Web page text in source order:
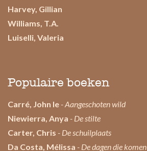
Harvey, Gillian
Williams, T.A.
Luiselli, Valeria
Populaire boeken
Carré, John le - Aangeschoten wild
Niewierra, Anya - De stilte
Carter, Chris - De schuilplaats
Da Costa, Mélissa - De dagen die komen